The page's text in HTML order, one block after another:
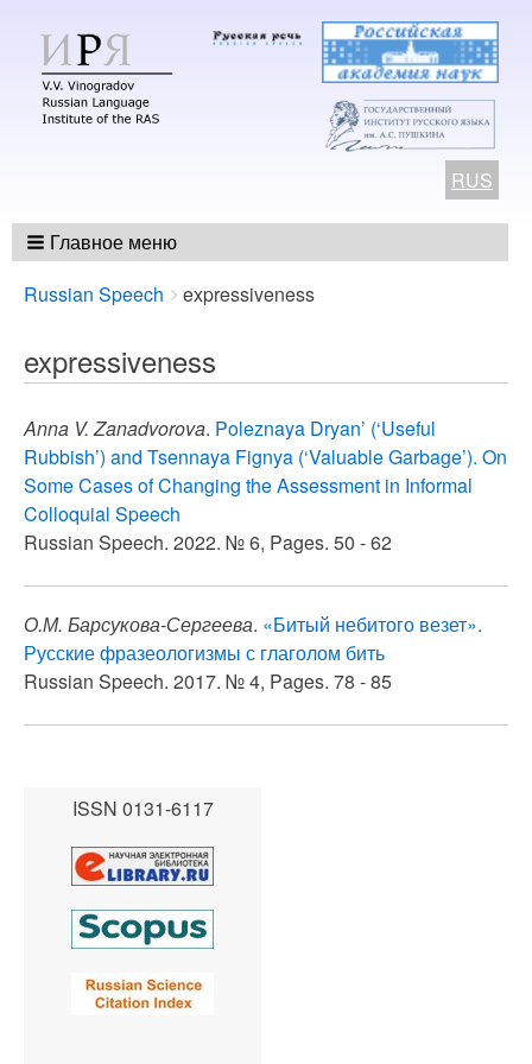
RUS
Главное меню
Breadcrumbs
You
here:
Russian Speech expressiveness
expressiveness
Anna V. Zanadvorova. Poleznaya Dryan’ (‘Useful
Rubbish’) and Tsennaya Fignya (‘Valuable Garbage’). On
Some Cases of Changing the Assessment in Informal
Colloquial Speech
Russian Speech. 2022. № 6, Pages. 50 - 62
О.М. Барсукова-Сергеева. «Битый небитого везет».
Русские фразеологизмы с глаголом бить
Russian Speech. 2017. № 4, Pages. 78 - 85
ISSN 0131-6117